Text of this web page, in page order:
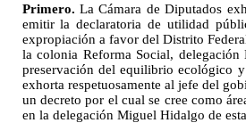
Primero. La Cámara de Diputados
emitir la declaratoria de utilidad
expropiación a favor del Distrito
la colonia Reforma Social,
preservación del equilibrio ecológico
exhorta respetuosamente al jefe del
un decreto por el cual se cree como
en la delegación Miguel Hidalgo de